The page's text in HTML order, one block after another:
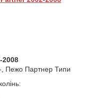
2008
, Пежо Партнер Типи